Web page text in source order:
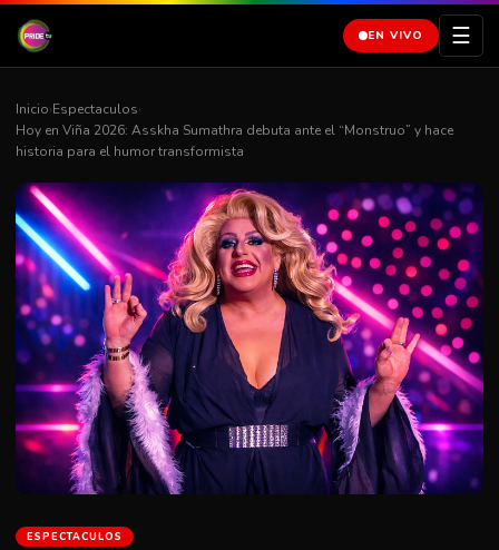
EN VIVO ☰
Inicio›Espectaculos›
Hoy en Viña 2026: Asskha Sumathra debuta ante el “Monstruo” y hace
historia para el humor transformista
ESPECTACULOS